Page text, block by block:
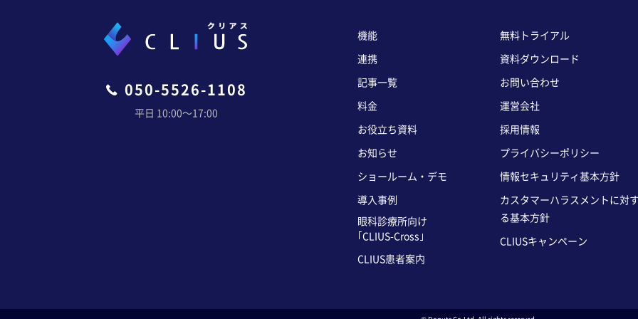
050-5526-1108
平日 10:00〜17:00
機能
連携
記事一覧
料金
お役立ち資料
お知らせ
ショールーム・デモ
導入事例
眼科診療所向け
｢CLIUS-Cross｣
CLIUS患者案内
無料トライアル
資料ダウンロード
お問い合わせ
運営会社
採用情報
プライバシーポリシー
情報セキュリティ基本方針
カスタマーハラスメントに対
る基本方針
CLIUSキャンペーン